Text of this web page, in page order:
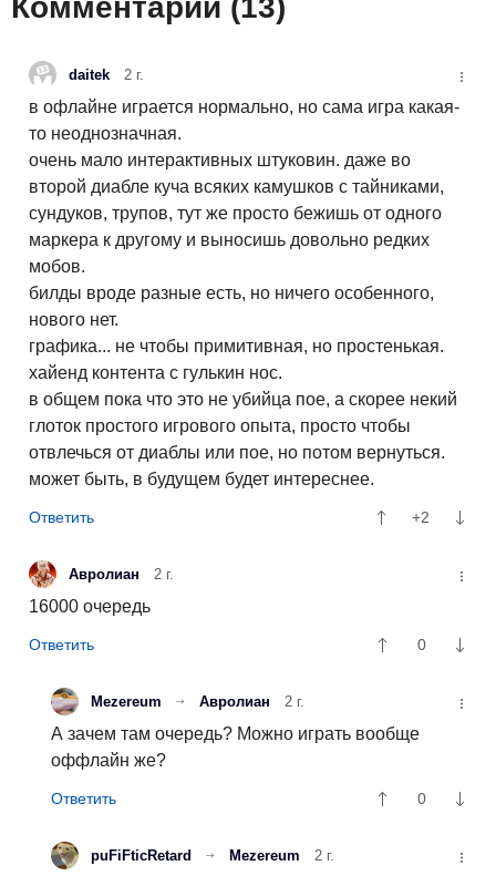
Комментарии (13)
daitek 2 г.
в офлайне играется нормально, но сама игра какая-
то неоднозначная.
очень мало интерактивных штуковин. даже во
второй диабле куча всяких камушков с тайниками,
сундуков, трупов, тут же просто бежишь от одного
маркера к другому и выносишь довольно редких
мобов.
билды вроде разные есть, но ничего особенного,
нового нет.
графика... не чтобы примитивная, но простенькая.
хайенд контента с гулькин нос.
в общем пока что это не убийца пое, а скорее некий
глоток простого игрового опыта, просто чтобы
отвлечься от диаблы или пое, но потом вернуться.
может быть, в будущем будет интереснее.
+2
Авролиан 2 г.
16000 очередь
0
Mezereum Авролиан 2 г.
А зачем там очередь? Можно играть вообще
оффлайн же?
0
puFiFticRetard Mezereum 2 г.